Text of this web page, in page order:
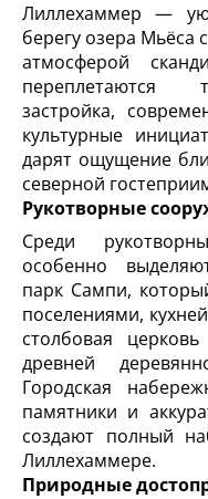
Лиллехаммер —
берегу озера Мьёса
атмосферой
переплетаются
застройка,
культурные
дарят ощущение
северной
Рукотворные
Среди
особенно
парк Сампи,
поселениями,
столбовая
древней
Городская
памятники и
создают полный
Лиллехаммере.
Природные